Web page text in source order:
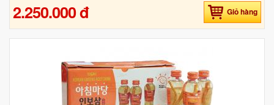
2.250.000 đ Giỏ hàng